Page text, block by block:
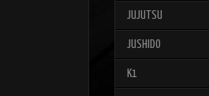
JUJUTSU
JUSHIDO
K1